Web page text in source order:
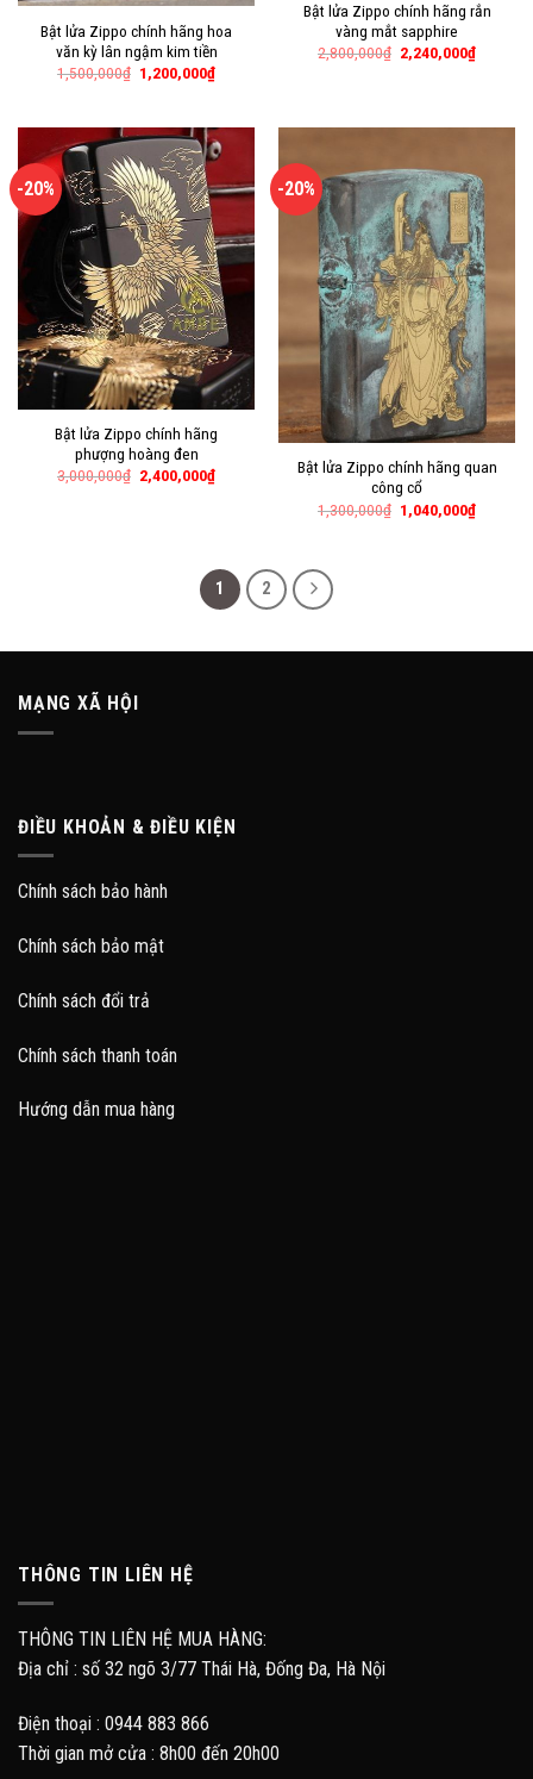
Bật lửa Zippo chính hãng hoa
văn kỳ lân ngậm kim tiền
1,500,000₫ 1,200,000₫
Bật lửa Zippo chính hãng rắn
vàng mắt sapphire
2,800,000₫ 2,240,000₫
-20%
Bật lửa Zippo chính hãng
phượng hoàng đen
3,000,000₫ 2,400,000₫
-20%
Bật lửa Zippo chính hãng quan
công cổ
1,300,000₫ 1,040,000₫
1 2
MẠNG XÃ HỘI
ĐIỀU KHOẢN & ĐIỀU KIỆN
Chính sách bảo hành
Chính sách bảo mật
Chính sách đổi trả
Chính sách thanh toán
Hướng dẫn mua hàng
THÔNG TIN LIÊN HỆ
THÔNG TIN LIÊN HỆ MUA HÀNG:
Địa chỉ : số 32 ngõ 3/77 Thái Hà, Đống Đa, Hà Nội
Điện thoại : 0944 883 866
Thời gian mở cửa : 8h00 đến 20h00